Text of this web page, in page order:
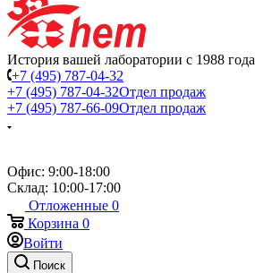
История вашей лаборатории с 1988 года
+7 (495) 787-04-32
+7 (495) 787-04-32Отдел продаж
+7 (495) 787-66-09Отдел продаж
Офис: 9:00-18:00
Склад: 10:00-17:00
Отложенные 0
Корзина 0
Войти
Поиск